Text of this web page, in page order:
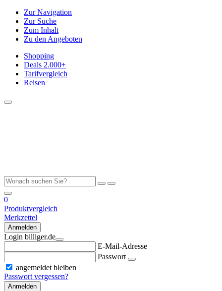
Zur Navigation
Zur Suche
Zum Inhalt
Zu den Angeboten
Shopping
Deals 2.000+
Tarifvergleich
Reisen
0
Produktvergleich
Merkzettel
Anmelden
Login billiger.de
E-Mail-Adresse
Passwort
angemeldet bleiben
Passwort vergessen?
Anmelden